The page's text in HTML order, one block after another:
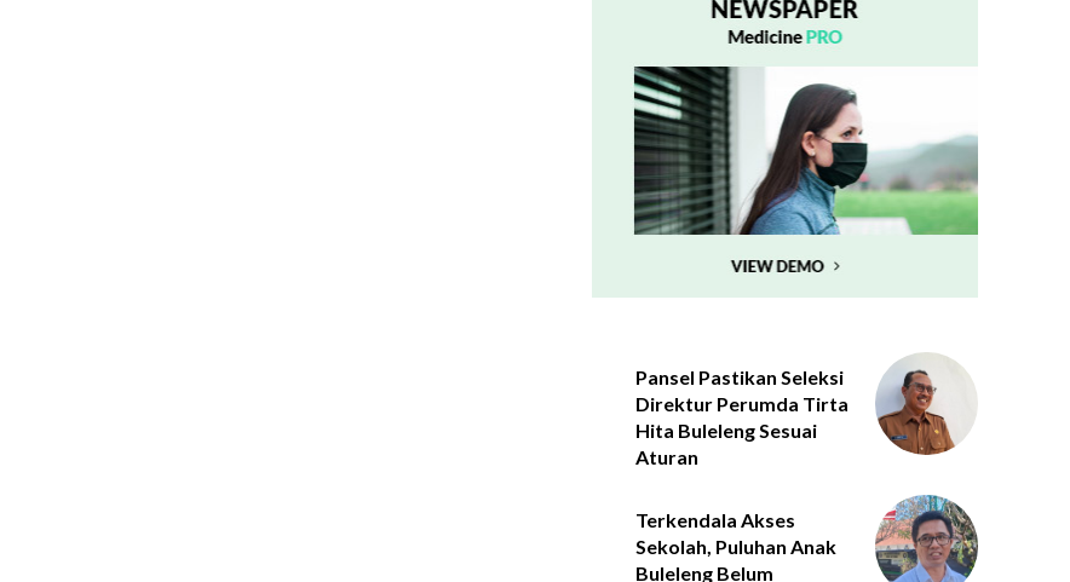
Pansel Pastikan Seleksi
Direktur Perumda Tirta
Hita Buleleng Sesuai
Aturan
Terkendala Akses
Sekolah, Puluhan Anak
Buleleng Belum